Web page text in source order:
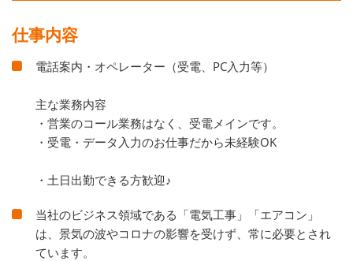
仕事内容
電話案内・オペレーター（受電、PC入力等）
主な業務内容
・営業のコール業務はなく、受電メインです。
・受電・データ入力のお仕事だから未経験OK
・土日出勤できる方歓迎♪
当社のビジネス領域である「電気工事」「エアコン」
は、景気の波やコロナの影響を受けず、常に必要とされ
ています。